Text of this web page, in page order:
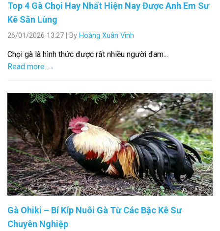
Top 4 Gà Chọi Hay Nhất Hiện Nay Được Anh Em Sư
Kê Săn Lùng
26/01/2026 13:27 By Hoàng Xuân Vinh
Chọi gà là hình thức được rất nhiều người đam...
Read more →
Gà Ohiki – Bí Kíp Nuôi Gà Từ Các Bậc Kê Sư
Chuyên Nghiệp